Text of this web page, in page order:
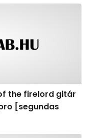
the firelord gitár
[segundas